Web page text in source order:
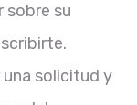
sobre su
una solicitud y